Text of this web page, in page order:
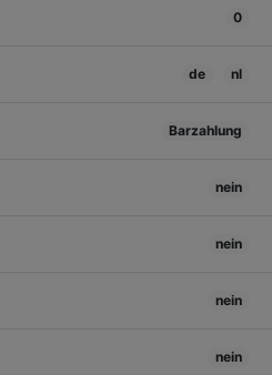
0
de nl
Barzahlung
nein
nein
nein
nein